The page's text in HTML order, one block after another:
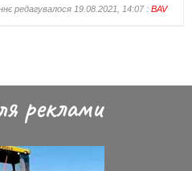
редагувалося 19.08.2021, 14:07 : BAV
реклами